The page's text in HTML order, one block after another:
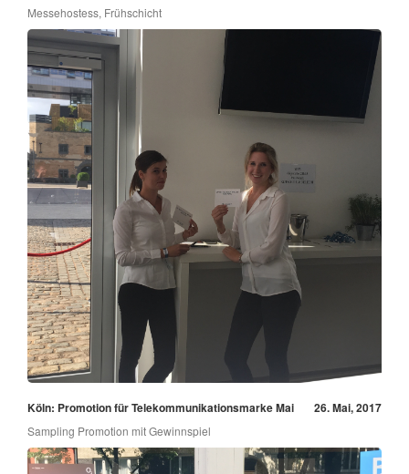
Messehostess, Frühschicht
Köln: Promotion für Telekommunikationsmarke Mai 26. Mai, 2017
Sampling Promotion mit Gewinnspiel